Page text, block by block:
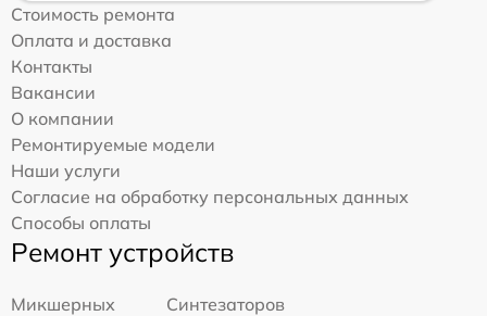
Стоимость ремонта
Оплата и доставка
Контакты
Вакансии
О компании
Ремонтируемые модели
Наши услуги
Согласие на обработку персональных данных
Способы оплаты
Ремонт устройств
Микшерных
Синтезаторов